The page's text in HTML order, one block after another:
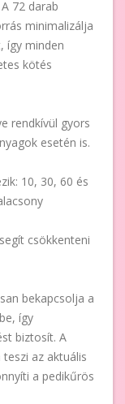
72 darab
minimalizálja
így minden
kötés
rendkívül gyors
esetén is.
10, 30, 60 és
csökkenteni
bekapcsolja a
így
biztosít. A
az aktuális
a pedikűrös